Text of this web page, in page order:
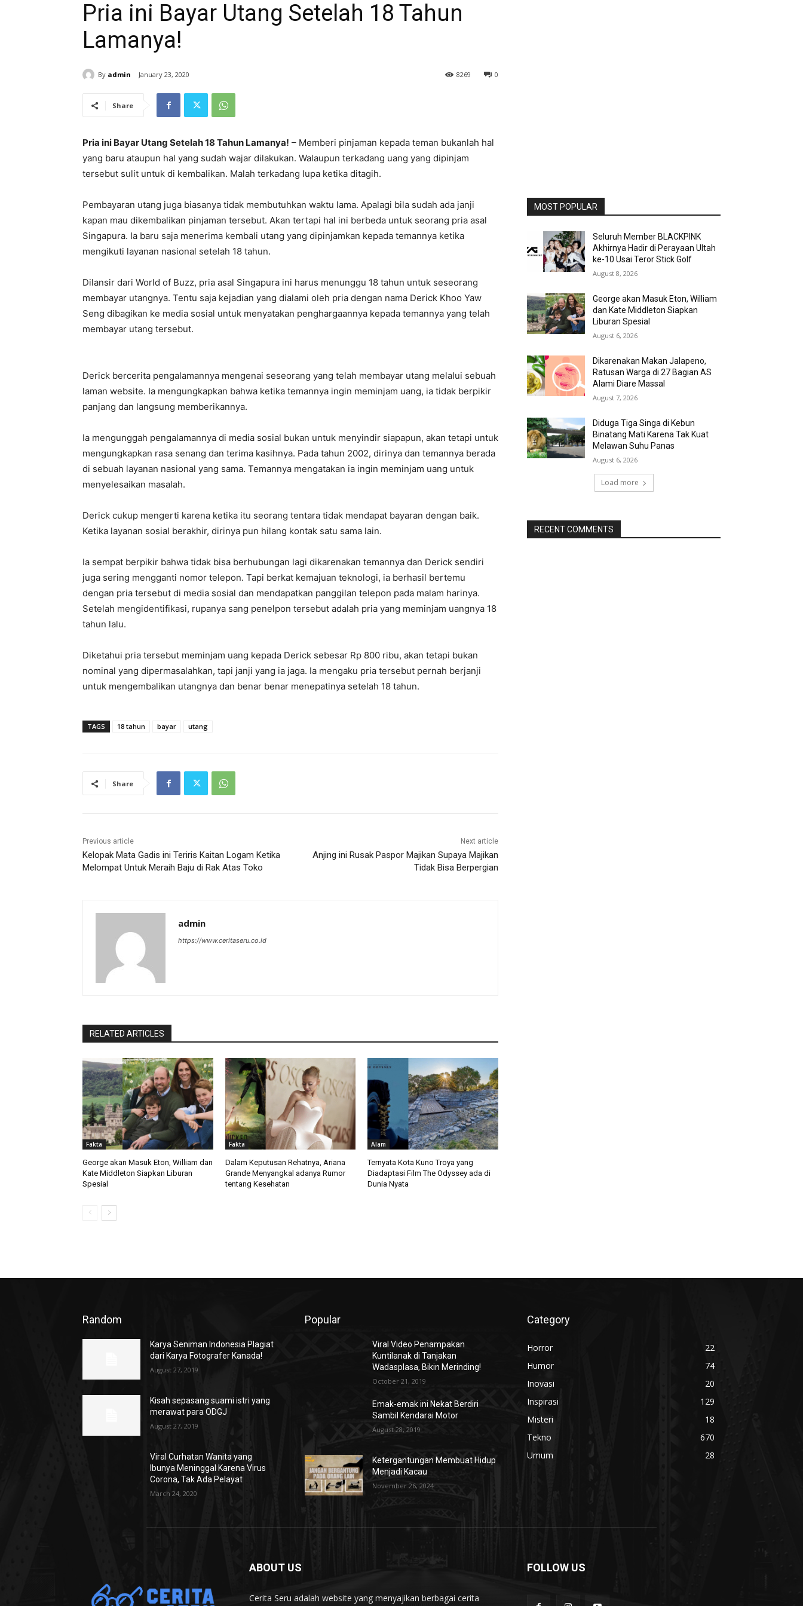
Pria ini Bayar Utang Setelah 18 Tahun
Lamanya!
By admin January 23, 2020 0
8269
Share
Pria ini Bayar Utang Setelah 18 Tahun Lamanya! – Memberi pinjaman kepada teman bukanlah hal
yang baru ataupun hal yang sudah wajar dilakukan. Walaupun terkadang uang yang dipinjam
tersebut sulit untuk di kembalikan. Malah terkadang lupa ketika ditagih.
Pembayaran utang juga biasanya tidak membutuhkan waktu lama. Apalagi bila sudah ada janji
kapan mau dikembalikan pinjaman tersebut. Akan tertapi hal ini berbeda untuk seorang pria asal
Singapura. Ia baru saja menerima kembali utang yang dipinjamkan kepada temannya ketika
mengikuti layanan nasional setelah 18 tahun.
Dilansir dari World of Buzz, pria asal Singapura ini harus menunggu 18 tahun untuk seseorang
membayar utangnya. Tentu saja kejadian yang dialami oleh pria dengan nama Derick Khoo Yaw
Seng dibagikan ke media sosial untuk menyatakan penghargaannya kepada temannya yang telah
membayar utang tersebut.
Derick bercerita pengalamannya mengenai seseorang yang telah membayar utang melalui sebuah
laman website. Ia mengungkapkan bahwa ketika temannya ingin meminjam uang, ia tidak berpikir
panjang dan langsung memberikannya.
Ia mengunggah pengalamannya di media sosial bukan untuk menyindir siapapun, akan tetapi untuk
mengungkapkan rasa senang dan terima kasihnya. Pada tahun 2002, dirinya dan temannya berada
di sebuah layanan nasional yang sama. Temannya mengatakan ia ingin meminjam uang untuk
menyelesaikan masalah.
Derick cukup mengerti karena ketika itu seorang tentara tidak mendapat bayaran dengan baik.
Ketika layanan sosial berakhir, dirinya pun hilang kontak satu sama lain.
Ia sempat berpikir bahwa tidak bisa berhubungan lagi dikarenakan temannya dan Derick sendiri
juga sering mengganti nomor telepon. Tapi berkat kemajuan teknologi, ia berhasil bertemu
dengan pria tersebut di media sosial dan mendapatkan panggilan telepon pada malam harinya.
Setelah mengidentifikasi, rupanya sang penelpon tersebut adalah pria yang meminjam uangnya 18
tahun lalu.
Diketahui pria tersebut meminjam uang kepada Derick sebesar Rp 800 ribu, akan tetapi bukan
nominal yang dipermasalahkan, tapi janji yang ia jaga. Ia mengaku pria tersebut pernah berjanji
untuk mengembalikan utangnya dan benar benar menepatinya setelah 18 tahun.
TAGS 18 tahun bayar utang
Share
Previous article
Kelopak Mata Gadis ini Teriris Kaitan Logam Ketika
Melompat Untuk Meraih Baju di Rak Atas Toko
Next article
Anjing ini Rusak Paspor Majikan Supaya Majikan
Tidak Bisa Berpergian
admin
https://www.ceritaseru.co.id
RELATED ARTICLES
Fakta
George akan Masuk Eton, William dan
Kate Middleton Siapkan Liburan
Spesial
Fakta
Dalam Keputusan Rehatnya, Ariana
Grande Menyangkal adanya Rumor
tentang Kesehatan
Alam
Ternyata Kota Kuno Troya yang
Diadaptasi Film The Odyssey ada di
Dunia Nyata
MOST POPULAR
Seluruh Member BLACKPINK
Akhirnya Hadir di Perayaan Ultah
ke-10 Usai Teror Stick Golf
August 8, 2026
George akan Masuk Eton, William
dan Kate Middleton Siapkan
Liburan Spesial
August 6, 2026
Dikarenakan Makan Jalapeno,
Ratusan Warga di 27 Bagian AS
Alami Diare Massal
August 7, 2026
Diduga Tiga Singa di Kebun
Binatang Mati Karena Tak Kuat
Melawan Suhu Panas
August 6, 2026
Load more
RECENT COMMENTS
Random
Karya Seniman Indonesia Plagiat
dari Karya Fotografer Kanada!
August 27, 2019
Kisah sepasang suami istri yang
merawat para ODGJ
August 27, 2019
Viral Curhatan Wanita yang
Ibunya Meninggal Karena Virus
Corona, Tak Ada Pelayat
March 24, 2020
Popular
Viral Video Penampakan
Kuntilanak di Tanjakan
Wadasplasa, Bikin Merinding!
October 21, 2019
Emak-emak ini Nekat Berdiri
Sambil Kendarai Motor
August 28, 2019
Ketergantungan Membuat Hidup
Menjadi Kacau
November 26, 2024
Category
Horror
22
Humor
74
Inovasi
20
Inspirasi
129
Misteri
18
Tekno
670
Umum
28
ABOUT US
Cerita Seru adalah website yang menyajikan berbagai cerita
FOLLOW US